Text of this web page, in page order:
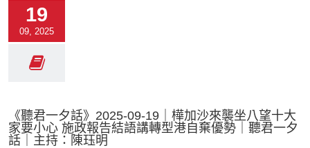
19
09, 2025
《聽君一夕話》2025-09-19｜樺加沙來襲坐八望十大
家要小心 施政報告結語講轉型港自棄優勢｜聽君一夕
話｜主持：陳珏明